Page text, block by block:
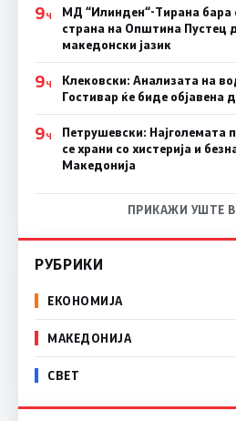
9Ч
МД “Илинден“-Тирана бара
страна на Општина Пустец
македонски јазик
9Ч
Клековски: Анализата на
Гостивар ќе биде објавена
9Ч
Петрушевски: Најголемата
се храни со хистерија и
Македонија
ПРИКАЖИ УШТЕ
РУБРИКИ
ЕКОНОМИЈА
МАКЕДОНИЈА
СВЕТ